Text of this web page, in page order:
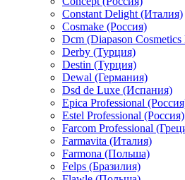
Constant Delight (Италия)
Cosmake (Россия)
Dcm (Diapason
Derby (Турция)
Destin (Турция)
Dewal (Германия)
Dsd de Luxe (Испания)
Epica Professional
Estel Professional (Россия)
Farcom Professional
Farmavita (Италия)
Farmona (Польша)
Felps (Бразилия)